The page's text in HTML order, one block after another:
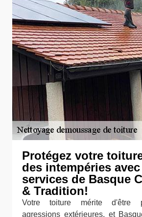
Protégez votre
des intempéries
services de Basque
& Tradition!
Votre toiture mérite d'être
agressions extérieures, et